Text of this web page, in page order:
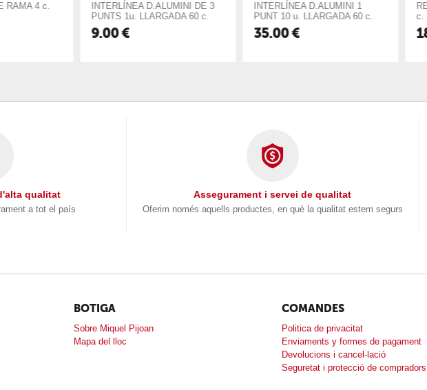
INTERLÍNEA D.ALUMINI DE 3
PUNTS 1u. LLARGADA 60 c.
INTERLÍNEA D.ALUMINI 1
PUNT 10 u. LLARGADA 60 c.
RECANVI
c.
qualitat
a tot el país
Assegurament i servei de qualitat
Oferim només aquells productes, en què la qualitat estem segurs
BOTIGA
Sobre Miquel Pijoan
Mapa del lloc
COMANDES
Politica de privacitat
Enviaments y formes de pagament
Devolucions i cancel-lació
Seguretat i protecció de compradors